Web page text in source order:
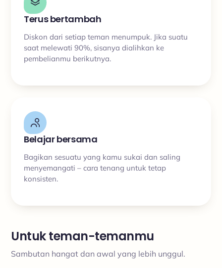
Terus bertambah
Diskon dari setiap teman menumpuk. Jika suatu
saat melewati 90%, sisanya dialihkan ke
pembelianmu berikutnya.
Belajar bersama
Bagikan sesuatu yang kamu sukai dan saling
menyemangati – cara tenang untuk tetap
konsisten.
Untuk teman-temanmu
Sambutan hangat dan awal yang lebih unggul.